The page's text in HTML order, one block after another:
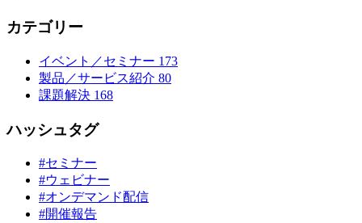
カテゴリー
イベント／セミナー 173
製品／サービス紹介 80
課題解決 168
ハッシュタグ
#セミナー
#ウェビナー
#オンデマンド配信
#開催報告